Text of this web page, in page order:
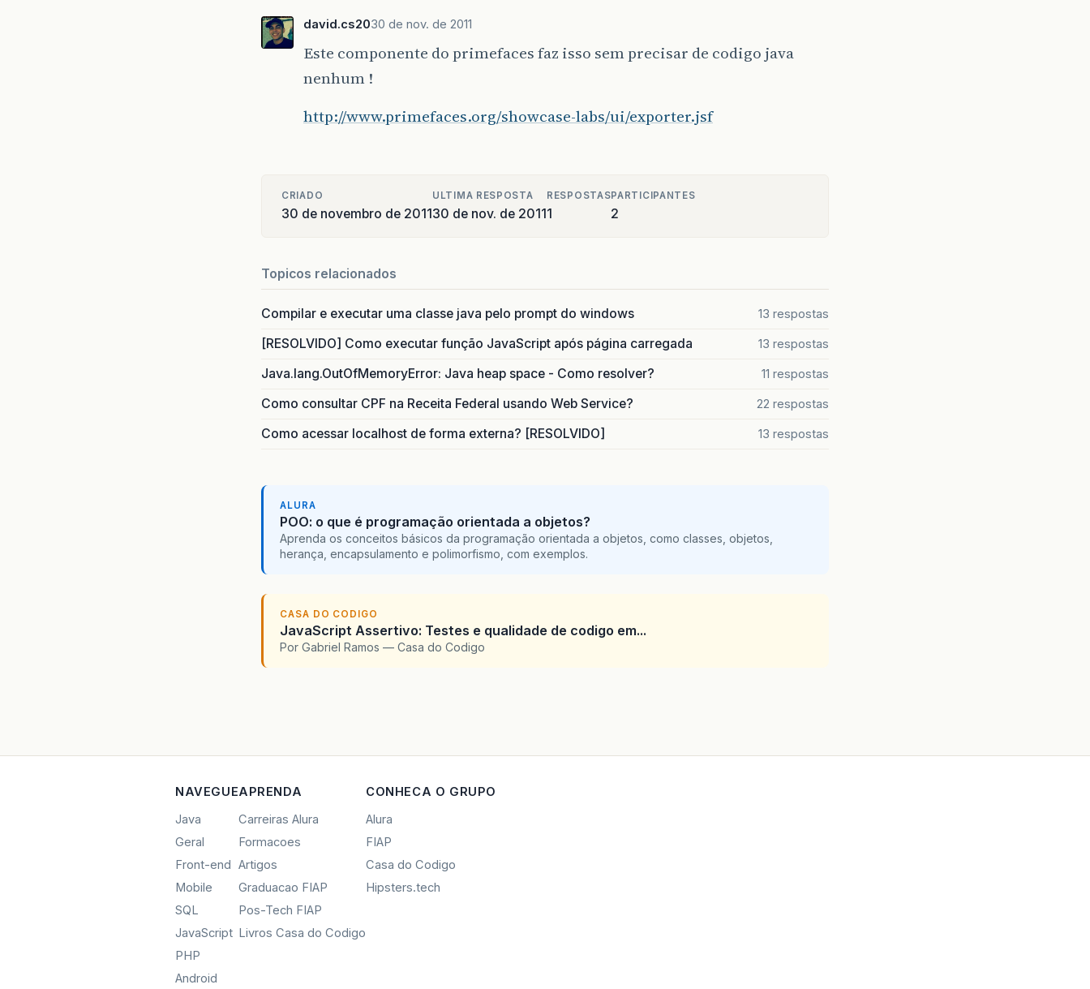
david.cs2030 de nov. de 2011
Este componente do primefaces faz isso sem precisar de codigo java
nenhum !
http://www.primefaces.org/showcase-labs/ui/exporter.jsf
CRIADO
30 de novembro de 2011
ULTIMA RESPOSTA
30 de nov. de 2011
RESPOSTAS
1
PARTICIPANTES
2
Topicos relacionados
Compilar e executar uma classe java pelo prompt do windows 13 respostas
[RESOLVIDO] Como executar função JavaScript após página carregada 13 respostas
Java.lang.OutOfMemoryError: Java heap space - Como resolver? 11 respostas
Como consultar CPF na Receita Federal usando Web Service? 22 respostas
Como acessar localhost de forma externa? [RESOLVIDO] 13 respostas
ALURA
POO: o que é programação orientada a objetos?
Aprenda os conceitos básicos da programação orientada a objetos, como classes, objetos,
herança, encapsulamento e polimorfismo, com exemplos.
CASA DO CODIGO
JavaScript Assertivo: Testes e qualidade de codigo em...
Por Gabriel Ramos — Casa do Codigo
NAVEGUE
Java
Geral
Front-end
Mobile
SQL
JavaScript
PHP
Android
APRENDA
Carreiras Alura
Formacoes
Artigos
Graduacao FIAP
Pos-Tech FIAP
Livros Casa do Codigo
CONHECA O GRUPO
Alura
FIAP
Casa do Codigo
Hipsters.tech